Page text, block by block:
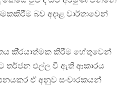
බව අදාළ වාර්තාවෙන්
කි‍්‍රයාත්මක කිරීම හේතුවෙන්
තර්ජන එල්ල වී ඇති ආකාරය
ඒ අනුව සංචාරකයන්